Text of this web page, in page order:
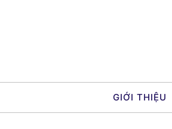
GIỚI THIỆU